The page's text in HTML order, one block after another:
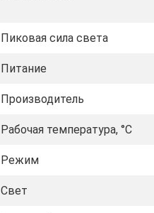
Пиковая сила света
Питание
Производитель
Рабочая температура, °C
Режим
Свет